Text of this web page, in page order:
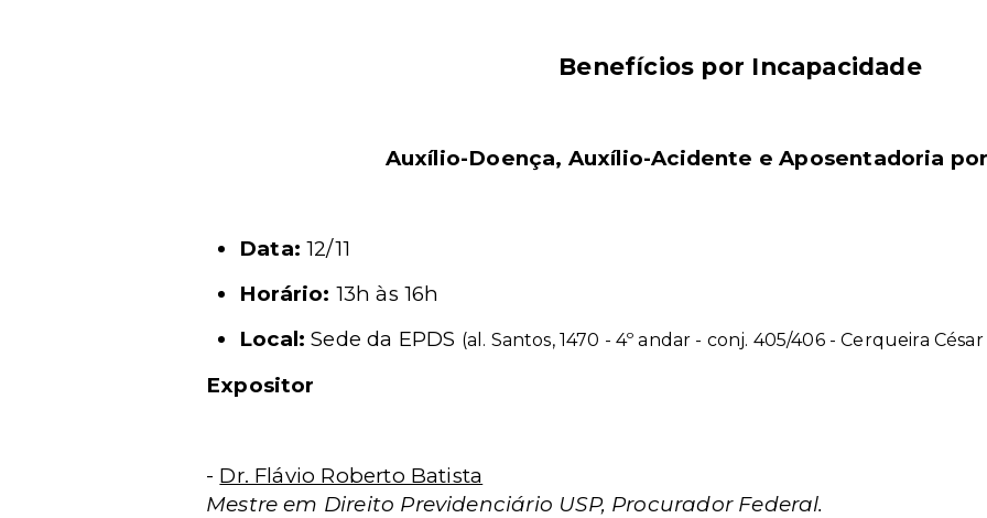
Benefícios por Incapacidade
Auxílio-Doença, Auxílio-Acidente e Aposentadoria
Data: 12/11
Horário: 13h às 16h
Local: Sede da EPDS (al. Santos, 1470 - 4º andar - conj. 405/406 - Cerqueira
Expositor
- Dr. Flávio Roberto Batista
Mestre em Direito Previdenciário USP, Procurador Federal.